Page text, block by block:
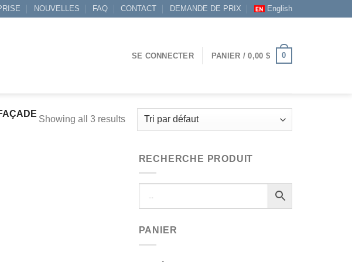
NOUVELLES FAQ CONTACT DEMANDE DE PRIX English
SE CONNECTER PANIER /0,00 $ 0
Showing all 3 results
RECHERCHE PRODUIT
PANIER